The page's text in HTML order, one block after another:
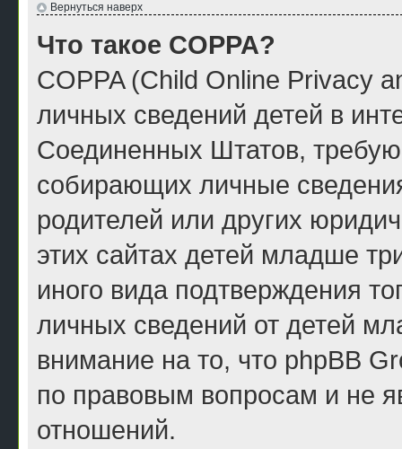
Вернуться наверх
Что такое COPPA?
COPPA (Child Online Privacy
личных сведений детей в
Соединенных Штатов,
собирающих личные
родителей или других
этих сайтах детей младше
иного вида подтверждения
личных сведений от детей
внимание на то, что phpBB
по правовым вопросам и не
отношений.